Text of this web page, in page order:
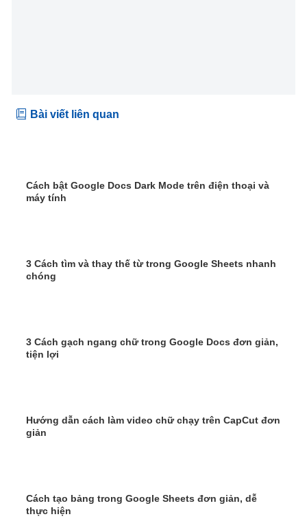
Bài viết liên quan
Cách bật Google Docs Dark Mode trên điện thoại và
máy tính
3 Cách tìm và thay thế từ trong Google Sheets nhanh
chóng
3 Cách gạch ngang chữ trong Google Docs đơn giản,
tiện lợi
Hướng dẫn cách làm video chữ chạy trên CapCut đơn
giản
Cách tạo bảng trong Google Sheets đơn giản, dễ
thực hiện